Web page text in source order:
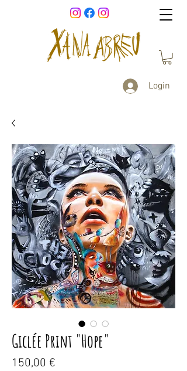
Login
Giclée Print "Hope"
150,00 €